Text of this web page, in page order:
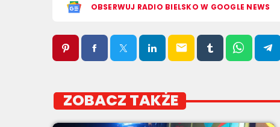
OBSERWUJ RADIO BIELSKO W GOOGLE NEWS
email
ZOBACZ TAKŻE